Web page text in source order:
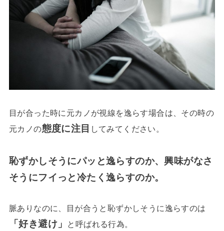
目が合った時に元カノが視線を逸らす場合は、その時の
元カノの態度に注目 してみてください。
恥ずかしそうにパッと逸らすのか、興味がなさ
そうにフイっと冷たく逸らすのか。
脈ありなのに、目が合うと恥ずかしそうに逸らすのは
「好き避け」 と呼ばれる行為。